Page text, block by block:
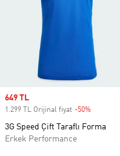
Sale price
649 TL
1.299 TL Orijinal fiyat -50%
3G Speed Çift Taraflı Forma
Erkek Performance